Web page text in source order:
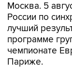
Москва. 5
России по
лучший
программе
чемпионате
Париже.